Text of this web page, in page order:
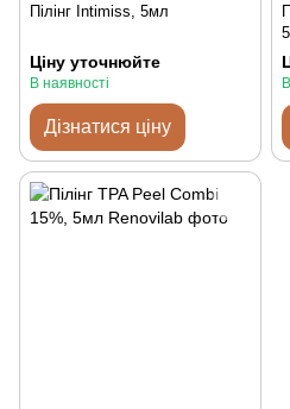
Пілінг Intimiss, 5мл
Ціну уточнюйте
В наявності
Дізнатися ціну